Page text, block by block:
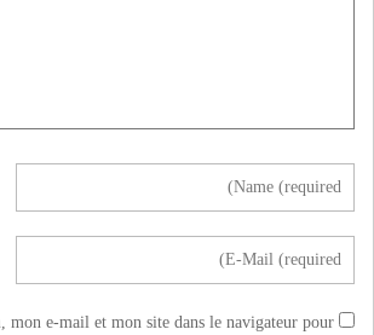
mon e-mail et mon site dans le navigateur pour